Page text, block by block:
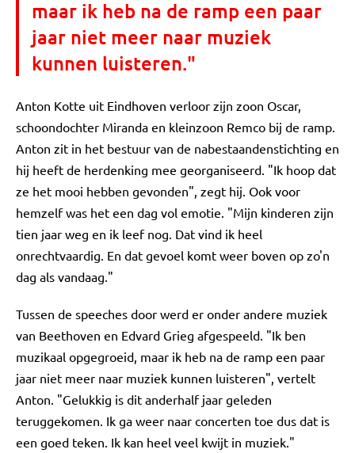
maar ik heb na de ramp een paar
jaar niet meer naar muziek
kunnen luisteren."
Anton Kotte uit Eindhoven verloor zijn zoon Oscar,
schoondochter Miranda en kleinzoon Remco bij de ramp.
Anton zit in het bestuur van de nabestaandenstichting en
hij heeft de herdenking mee georganiseerd. "Ik hoop dat
ze het mooi hebben gevonden", zegt hij. Ook voor
hemzelf was het een dag vol emotie. "Mijn kinderen zijn
tien jaar weg en ik leef nog. Dat vind ik heel
onrechtvaardig. En dat gevoel komt weer boven op zo'n
dag als vandaag."
Tussen de speeches door werd er onder andere muziek
van Beethoven en Edvard Grieg afgespeeld. "Ik ben
muzikaal opgegroeid, maar ik heb na de ramp een paar
jaar niet meer naar muziek kunnen luisteren", vertelt
Anton. "Gelukkig is dit anderhalf jaar geleden
teruggekomen. Ik ga weer naar concerten toe dus dat is
een goed teken. Ik kan heel veel kwijt in muziek."